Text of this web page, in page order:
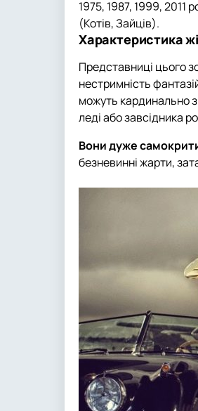
1975, 1987, 1999,
(Котів, Зайців).
Характеристика
Представниці цього
нестримність
можуть кардинально
леді або завсідника
Вони дуже
безневинні жарти,